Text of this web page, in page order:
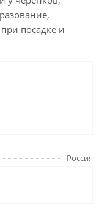
посадке и
Россия